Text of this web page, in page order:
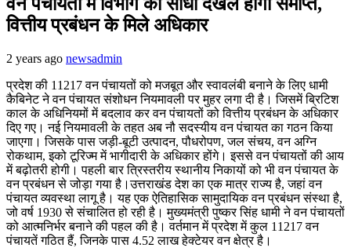
वित्तीय प्रबंधन के मिले अधिकार
2 years ago newsadmin
प्रदेश की 11217 वन पंचायतों को मजबूत और स्वावलंबी बनाने के लिए धामी
कैबिनेट ने वन पंचायत संशोधन नियमावली पर मुहर लगा दी है। जिसमें ब्रिटिश
काल के अधिनियमों में बदलाव कर वन पंचायतों को वित्तीय प्रबंधन के अधिकार
दिए गए। नई नियमावली के तहत अब नौ सदस्यीय वन पंचायत का गठन किया
जाएगा। जिसके पास जड़ी-बूटी उत्पादन, पौधरोपण, जल संचय, वन अग्नि
रोकथाम, इको टूरिज्म में भागीदारी के अधिकार होंगे। इससे वन पंचायतों की आय
में बढ़ोतरी होगी। पहली बार त्रिस्तरीय स्थानीय निकायों को भी वन पंचायत के
वन प्रबंधन से जोड़ा गया है।उत्तराखंड देश का एक मात्र राज्य है, जहां वन
पंचायत व्यवस्था लागू है। यह एक ऐतिहासिक सामुदायिक वन प्रबंधन संस्था है,
जो वर्ष 1930 से संचालित हो रही है। मुख्यमंत्री पुष्कर सिंह धामी ने वन पंचायतों
को आत्मनिर्भर बनाने की पहल की है। वर्तमान में प्रदेश में कुल 11217 वन
पंचायतें गठित हैं, जिनके पास 4.52 लाख हेक्टेयर वन क्षेत्र है।